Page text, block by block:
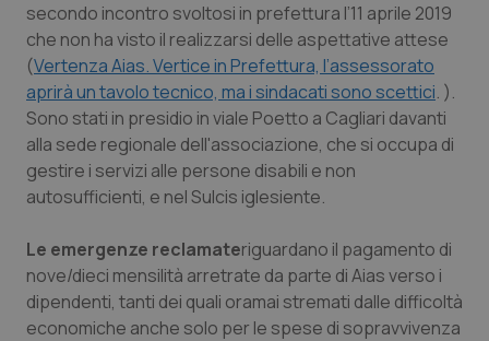
Campania
Emilia-Romagna
Friuli Venezia Giulia
Lazio
Liguria
Lombardia
Car-T
Colesterolo & coronaropatie
Dermatite Atopica
Diabete & glucometri
Disturbi dell’umore
Dolore
secondo incontro svoltosi in prefettura l’11 aprile 2019
che non ha visto il realizzarsi delle aspettative attese
(Vertenza Aias. Vertice in Prefettura, l’assessorato
aprirà un tavolo tecnico, ma i sindacati sono scettici. ).
Sono stati in presidio in viale Poetto a Cagliari davanti
alla sede regionale dell'associazione, che si occupa di
gestire i servizi alle persone disabili e non
autosufficienti, e nel Sulcis iglesiente.
Le emergenze reclamateriguardano il pagamento di
nove/dieci mensilità arretrate da parte di Aias verso i
dipendenti, tanti dei quali oramai stremati dalle difficoltà
economiche anche solo per le spese di sopravvivenza